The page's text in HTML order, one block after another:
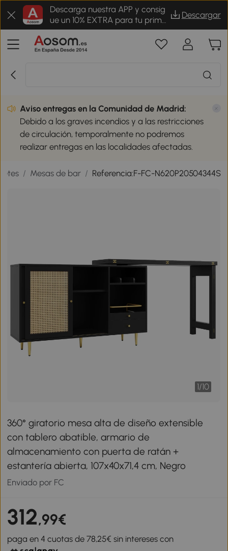
Descarga nuestra APP y consig
ue un 10% EXTRA para tu prime
r pedido
Descargar
Aviso entregas en la Comunidad de Madrid:
Debido a los graves incendios y a las restricciones
de circulación, temporalmente no podremos
realizar entregas en las localidades afectadas.
/ Mesas de bar / Referencia:F-FC-N620P20504344S
1/10
360° giratorio mesa alta de diseño extensible
con tablero abatible, armario de
almacenamiento con puerta de ratán +
estantería abierta, 107x40x71,4 cm, Negro
Enviado por FC
312,99€
paga en 4 cuotas de 78,25€ sin intereses con